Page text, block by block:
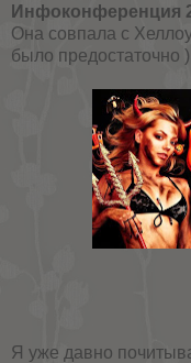
Инфоконференция
Она совпала с
было предостаточно )
Я уже давно